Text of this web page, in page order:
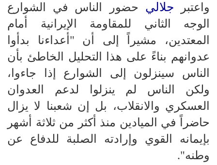
واعتبر جلالي حضور الناس في الشوارع
الوجه الثاني للمقاومة الإيرانية أمام
المعتدين، مشيراً إلى أن "أعداءنا بدأوا
عدوانهم بناءً على هذا التحليل الخاطئ بأن
الناس سينزلون إلى الشوارع إذا جاءوا،
ولكن الناس لم ينزلوا لدعم العدوان
العسكري والانقلاب، بل إن شعبنا لا يزال
حاضراً في الميادين منذ أكثر من ثلاثة أشهر
بإيمانه القوي وإرادته الصلبة للدفاع عن
وطنه".